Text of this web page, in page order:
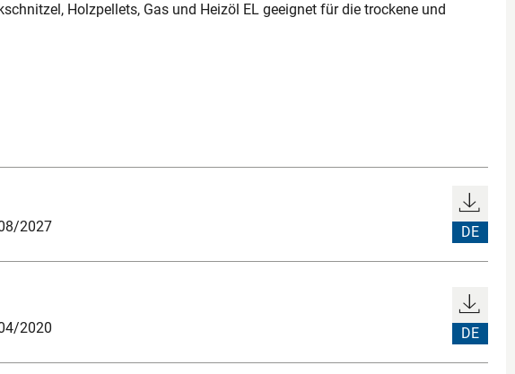
Holzpellets, Gas und Heizöl EL geeignet für die trockene und
2027
DE
2020
DE